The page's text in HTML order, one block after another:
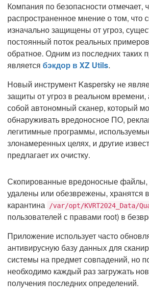
Компания по безопасности отмечает,
распространенное мнение о том, что
изначально защищены от угроз,
постоянный поток реальных
обратное. Одним из последних таких
является бэкдор в XZ Utils.
Новый инструмент Kaspersky не
защиты от угроз в реальном времени,
собой автономный сканер, который
обнаруживать вредоносное ПО,
легитимные программы,
злонамеренных целях, и другие
предлагает их очистку.
Скопированные вредоносные
удалены или обезврежены, хранятся
карантина
/var/opt/KVRT2024_Data/
пользователей с правами root) в
Приложение использует часто
антивирусную базу данных для
системы на предмет совпадений, но
необходимо каждый раз загружать
получения последних определений.